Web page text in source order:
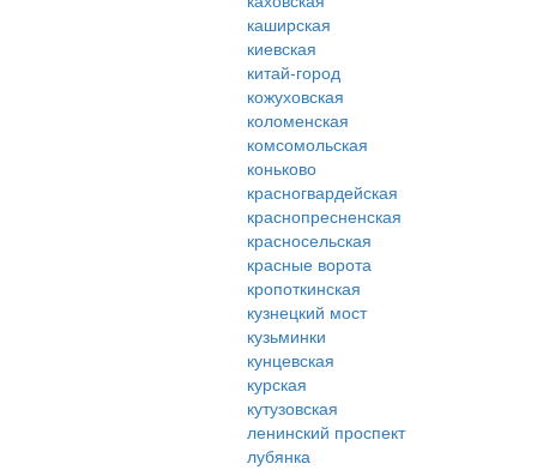
каширская
киевская
китай-город
кожуховская
коломенская
комсомольская
коньково
красногвардейская
краснопресненская
красносельская
красные ворота
кропоткинская
кузнецкий мост
кузьминки
кунцевская
курская
кутузовская
ленинский проспект
лубянка